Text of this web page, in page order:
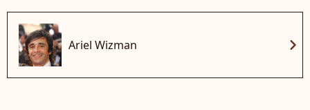
Ariel Wizman chevron_right